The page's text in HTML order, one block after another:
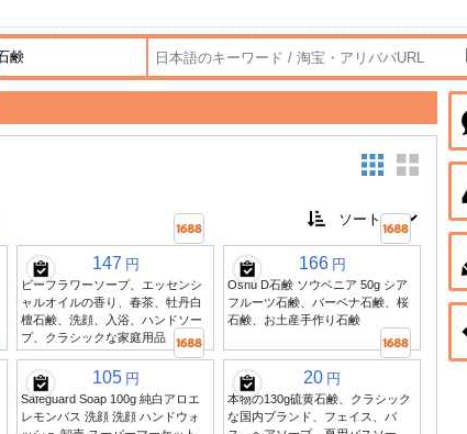
147 円
ビーフラワーソープ、エッセンシ
ャルオイルの香り、春茶、牡丹白
檀石鹸、洗顔、入浴、ハンドソー
プ、クラシックな家庭用品
166 円
Oshu D石鹸 ソウベニア 50g シア
フルーツ石鹸、バーベナ石鹸、桜
石鹸、お土産手作り石鹸
105 円
Safeguard Soap 100g 純白アロエ
レモンバス 洗顔 洗顔 ハンドウォ
20 円
本物の130g硫黄石鹸、クラシック
な国内ブランド、フェイス、バ